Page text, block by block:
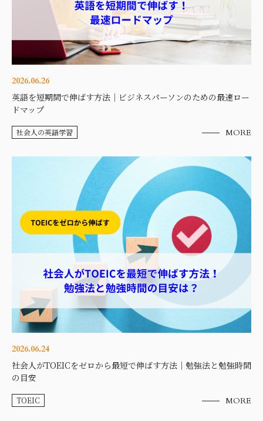
2026.06.26
英語を短期間で伸ばす方法｜ビジネスパーソンのための最速ロー
ドマップ
社会人の英語学習 MORE
2026.06.24
社会人がTOEICをゼロから最短で伸ばす方法｜勉強法と勉強時間
の目安
TOEIC MORE